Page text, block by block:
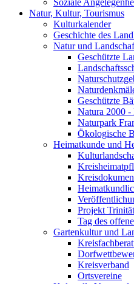
Soziale
Natur, Kultur, Tourismus
Kulturkalender
Geschichte des
Natur und
Geschützte
Geschützte
Natura 2000
Naturpark
Ökologische
Heimatkunde und
Projekt Trinität
Tag des
Gartenkultur und
Kreisverband
Ortsvereine